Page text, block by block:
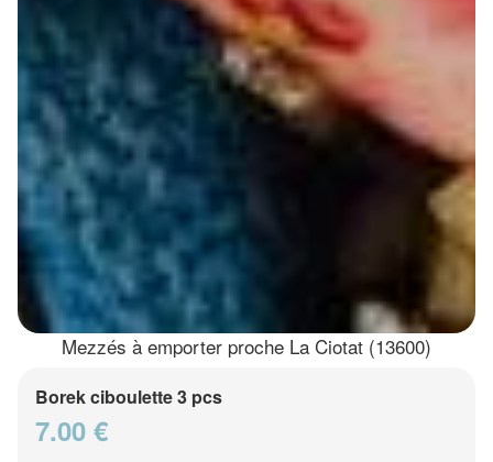
Mezzés à emporter proche La Ciotat (13600)
Borek ciboulette 3 pcs
7.00 €